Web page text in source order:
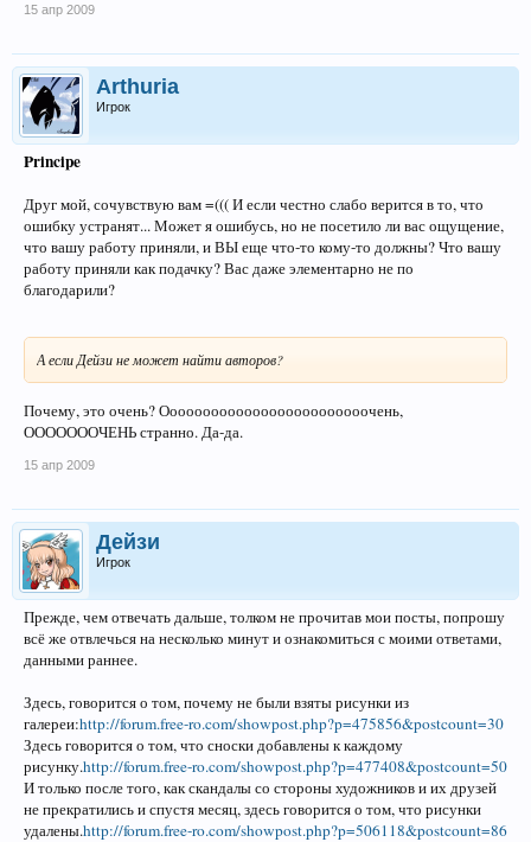
15 апр 2009
Arthuria
Игрок
Principe
Друг мой, сочувствую вам =((( И если честно слабо верится в то, что
ошибку устранят... Может я ошибусь, но не посетило ли вас ощущение,
что вашу работу приняли, и ВЫ еще что-то кому-то должны? Что вашу
работу приняли как подачку? Вас даже элементарно не по
благодарили?
А если Дейзи не может найти авторов?
Почему, это очень? Ооооооооооооооооооооооооочень,
ОООООООЧЕНЬ странно. Да-да.
15 апр 2009
Дейзи
Игрок
Прежде, чем отвечать дальше, толком не прочитав мои посты, попрошу
всё же отвлечься на несколько минут и ознакомиться с моими ответами,
данными раннее.
Здесь, говорится о том, почему не были взяты рисунки из
галереи:http://forum.free-ro.com/showpost.php?p=475856&postcount=30
Здесь говорится о том, что сноски добавлены к каждому
рисунку.http://forum.free-ro.com/showpost.php?p=477408&postcount=50
И только после того, как скандалы со стороны художников и их друзей
не прекратились и спустя месяц, здесь говорится о том, что рисунки
удалены.http://forum.free-ro.com/showpost.php?p=506118&postcount=86